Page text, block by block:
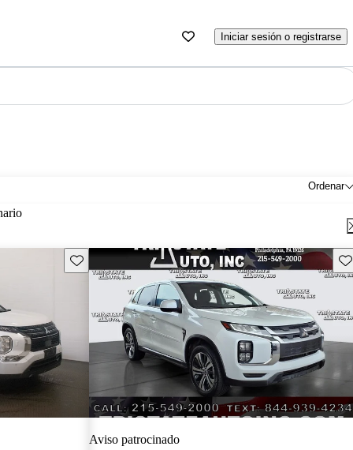
Iniciar sesión o registrarse
Ordenar
Guarda este Aviso
Aviso patrocinado